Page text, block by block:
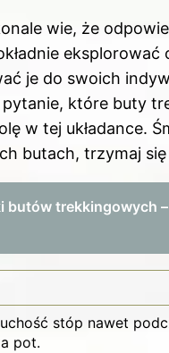
wie, że
je do swoich
które buty
w tej układance.
butach, trzymaj
butów trekkingowych
stóp nawet
pot.